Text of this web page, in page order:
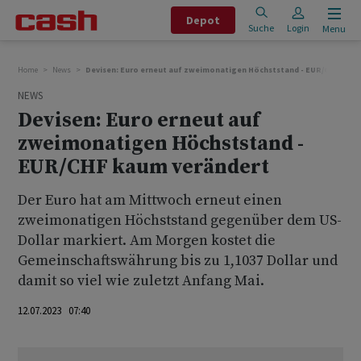
Depot
Suche Login Menu
Home News Devisen: Euro erneut auf zweimonatigen Höchststand - EUR/CHF
NEWS
Devisen: Euro erneut auf
zweimonatigen Höchststand -
EUR/CHF kaum verändert
Der Euro hat am Mittwoch erneut einen
zweimonatigen Höchststand gegenüber dem US-
Dollar markiert. Am Morgen kostet die
Gemeinschaftswährung bis zu 1,1037 Dollar und
damit so viel wie zuletzt Anfang Mai.
12.07.2023 07:40